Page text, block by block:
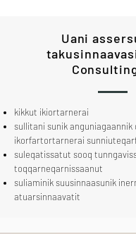
Uani
kikkut ikiortarnerai
sullitani sunik anguniagaannik
ikorfartortarnerai
suleqatissatut sooq
toqqarneqarnissaanut
suliaminik suusinnaasunik
atuarsinnaavatit